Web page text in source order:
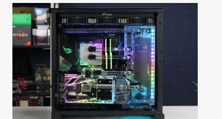
TIETOA
HINTA.FI
VAIHDA TEEMA